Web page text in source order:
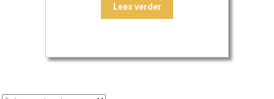
Lees verder